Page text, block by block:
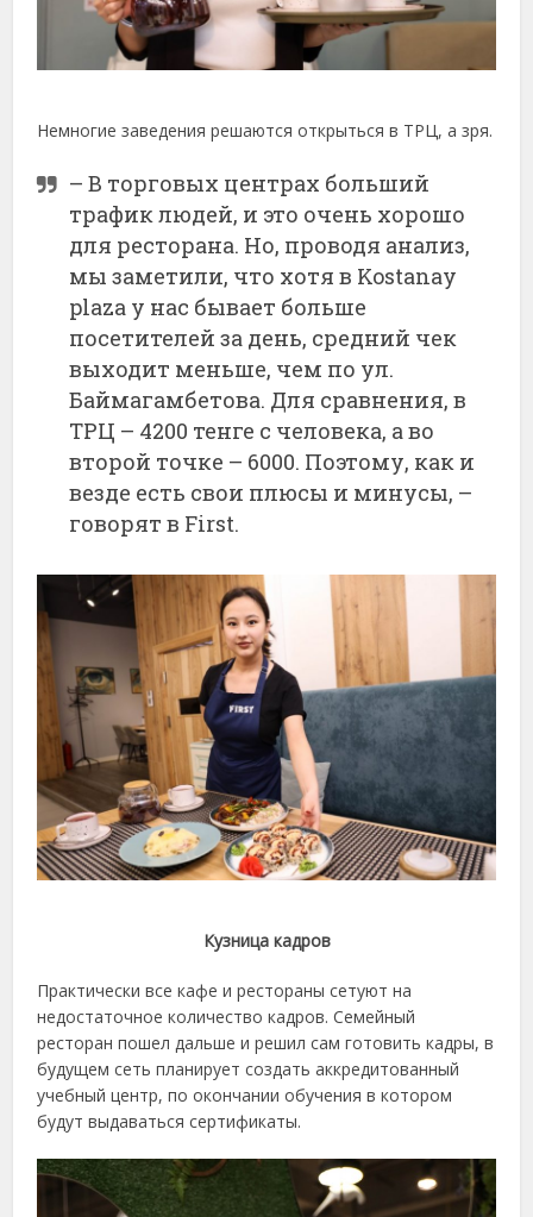
Немногие заведения решаются открыться в ТРЦ, а зря.
– В торговых центрах больший
трафик людей, и это очень хорошо
для ресторана. Но, проводя анализ,
мы заметили, что хотя в Kostanay
plaza у нас бывает больше
посетителей за день, средний чек
выходит меньше, чем по ул.
Баймагамбетова. Для сравнения, в
ТРЦ – 4200 тенге с человека, а во
второй точке – 6000. Поэтому, как и
везде есть свои плюсы и минусы, –
говорят в First.
Кузница кадров
Практически все кафе и рестораны сетуют на
недостаточное количество кадров. Семейный
ресторан пошел дальше и решил сам готовить кадры, в
будущем сеть планирует создать аккредитованный
учебный центр, по окончании обучения в котором
будут выдаваться сертификаты.